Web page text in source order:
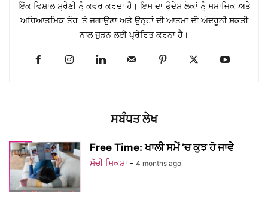
ਇੱਕ ਵਿਸ਼ਾਲ ਸ਼੍ਰੇਣੀ ਨੂੰ ਕਵਰ ਕਰਦਾ ਹੈ। ਇਸ ਦਾ ਉਦੇਸ਼ ਲੋਕਾਂ ਨੂੰ ਸਮਾਜਿਕ ਅਤੇ
ਅਧਿਆਤਮਿਕ ਤੌਰ 'ਤੇ ਜਗਾਉਣਾ ਅਤੇ ਉਨ੍ਹਾਂ ਦੀ ਆਤਮਾ ਦੀ ਅੰਦਰੂਨੀ ਸ਼ਕਤੀ
ਨਾਲ ਜੁੜਨ ਲਈ ਪ੍ਰੇਰਿਤ ਕਰਨਾ ਹੈ।
ਸਬੰਧਤ ਲੇਖ
Free Time: ਖਾਲੀ ਸਮੇਂ ’ਚ ਕੁਝ ਹੋ ਜਾਵੇ
ਸੱਚੀ ਸ਼ਿਕਸ਼ਾ - 4 months ago